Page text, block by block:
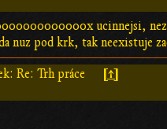
ucinnejsi,
nuz pod krk, tak neexistuje
Re: Trh práce [↑]